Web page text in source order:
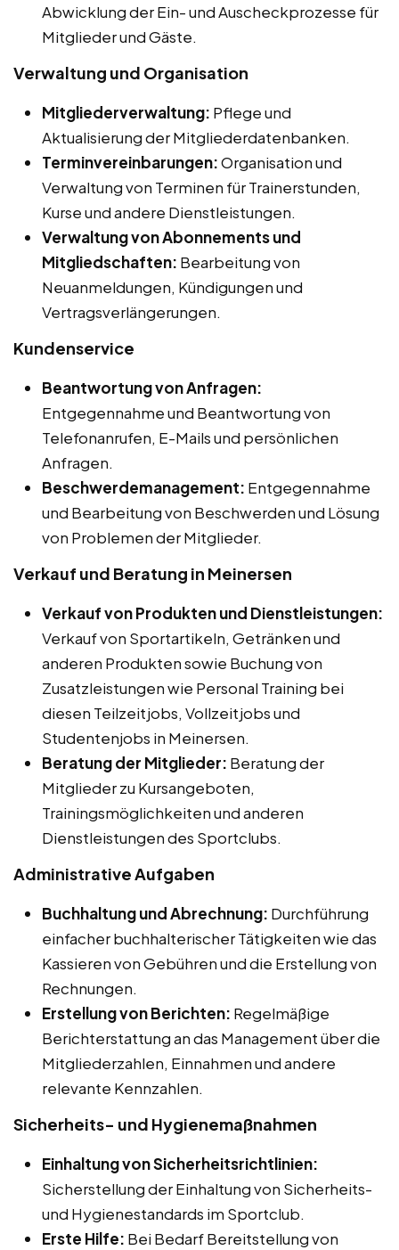
Abwicklung der Ein- und Auscheckprozesse für
Mitglieder und Gäste.
Verwaltung und Organisation
Mitgliederverwaltung: Pflege und
Aktualisierung der Mitgliederdatenbanken.
Terminvereinbarungen:Organisation und
Verwaltung von Terminen für Trainerstunden,
Kurse und andere Dienstleistungen.
Verwaltung von Abonnements und
Mitgliedschaften: Bearbeitung von
Neuanmeldungen, Kündigungen und
Vertragsverlängerungen.
Kundenservice
Beantwortung von Anfragen:
Entgegennahme und Beantwortung von
Telefonanrufen, E-Mails und persönlichen
Anfragen.
Beschwerdemanagement: Entgegennahme
und Bearbeitung von Beschwerden und Lösung
von Problemen der Mitglieder.
Verkauf und Beratung in Meinersen
Verkauf von Produkten und Dienstleistungen:
Verkauf von Sportartikeln, Getränken und
anderen Produkten sowie Buchung von
Zusatzleistungen wie Personal Training bei
diesen Teilzeitjobs, Vollzeitjobs und
Studentenjobs in Meinersen.
Beratung der Mitglieder: Beratung der
Mitglieder zu Kursangeboten,
Trainingsmöglichkeiten und anderen
Dienstleistungen des Sportclubs.
Administrative Aufgaben
Buchhaltung und Abrechnung: Durchführung
einfacher buchhalterischer Tätigkeiten wie das
Kassieren von Gebühren und die Erstellung von
Rechnungen.
Erstellung von Berichten: Regelmäßige
Berichterstattung an das Management über die
Mitgliederzahlen, Einnahmen und andere
relevante Kennzahlen.
Sicherheits- und Hygienemaßnahmen
Einhaltung von Sicherheitsrichtlinien:
Sicherstellung der Einhaltung von Sicherheits-
und Hygienestandards im Sportclub.
Erste Hilfe: Bei Bedarf Bereitstellung von